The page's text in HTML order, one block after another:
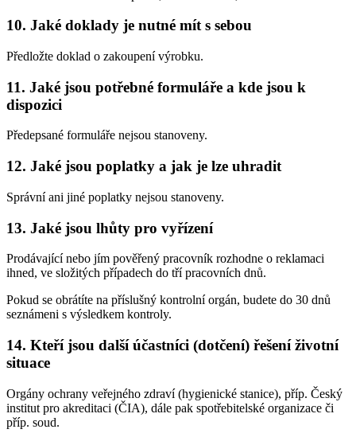
10. Jaké doklady je nutné mít s sebou
Předložte doklad o zakoupení výrobku.
11. Jaké jsou potřebné formuláře a kde jsou k
dispozici
Předepsané formuláře nejsou stanoveny.
12. Jaké jsou poplatky a jak je lze uhradit
Správní ani jiné poplatky nejsou stanoveny.
13. Jaké jsou lhůty pro vyřízení
Prodávající nebo jím pověřený pracovník rozhodne o reklamaci
ihned, ve složitých případech do tří pracovních dnů.
Pokud se obrátíte na příslušný kontrolní orgán, budete do 30 dnů
seznámeni s výsledkem kontroly.
14. Kteří jsou další účastníci (dotčení) řešení životní
situace
Orgány ochrany veřejného zdraví (hygienické stanice), příp. Český
institut pro akreditaci (ČIA), dále pak spotřebitelské organizace či
příp. soud.